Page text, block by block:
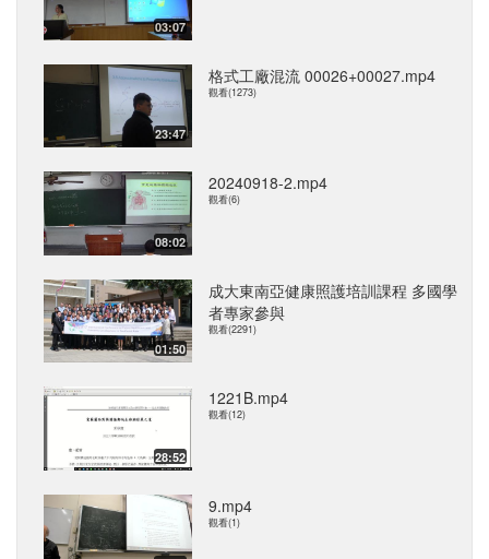
03:07
23:47
格式工廠混流 00026+00027.mp4
觀看(1273)
08:02
20240918-2.mp4
觀看(6)
01:50
成大東南亞健康照護培訓課程 多國學
者專家參與
觀看(2291)
28:52
1221B.mp4
觀看(12)
9.mp4
觀看(1)